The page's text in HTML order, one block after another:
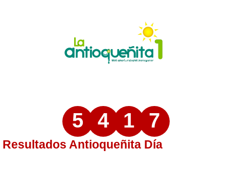
5 4 1 7
Resultados Antioqueñita Día